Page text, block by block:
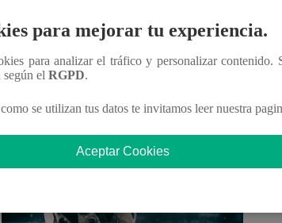
para mejorar tu experiencia.
para analizar el tráfico y personalizar contenido.
según el RGPD.
se utilizan tus datos te invitamos leer nuestra
Aceptar Cookies